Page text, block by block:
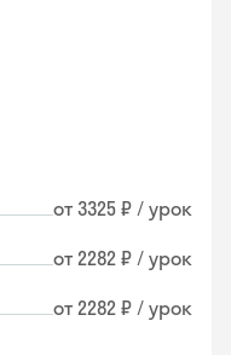
от 3325 ₽ / урок
от 2282 ₽ / урок
от 2282 ₽ / урок